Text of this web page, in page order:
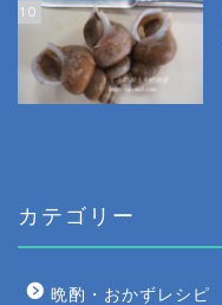
10
カテゴリー
晩酌・おかずレシピ